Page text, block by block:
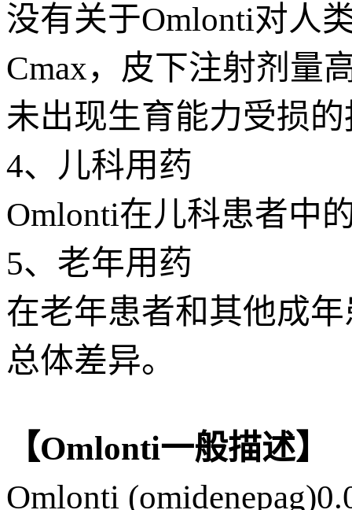
没有关于Omlonti对人
Cmax，皮下注射剂量
未出现生育能力受损
4、儿科用药
Omlonti在儿科患者中
5、老年用药
在老年患者和其他成
总体差异。
【Omlonti一般描述】
Omlonti